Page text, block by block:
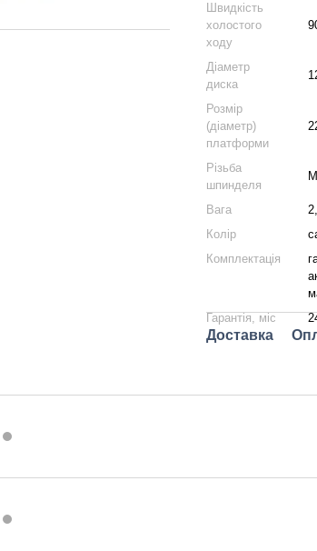
Швидкість
холостого
ходу
Діаметр
диска
Розмір
(діаметр)
платформи
Різьба
шпинделя
Вага
Колір
Комплектація
Гарантія, міс
Доставка